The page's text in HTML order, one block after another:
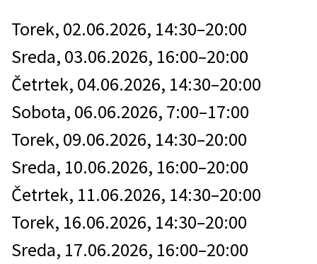
Torek, 02.06.2026, 14:30–20:00
Sreda, 03.06.2026, 16:00–20:00
Četrtek, 04.06.2026, 14:30–20:00
Sobota, 06.06.2026, 7:00–17:00
Torek, 09.06.2026, 14:30–20:00
Sreda, 10.06.2026, 16:00–20:00
Četrtek, 11.06.2026, 14:30–20:00
Torek, 16.06.2026, 14:30–20:00
Sreda, 17.06.2026, 16:00–20:00